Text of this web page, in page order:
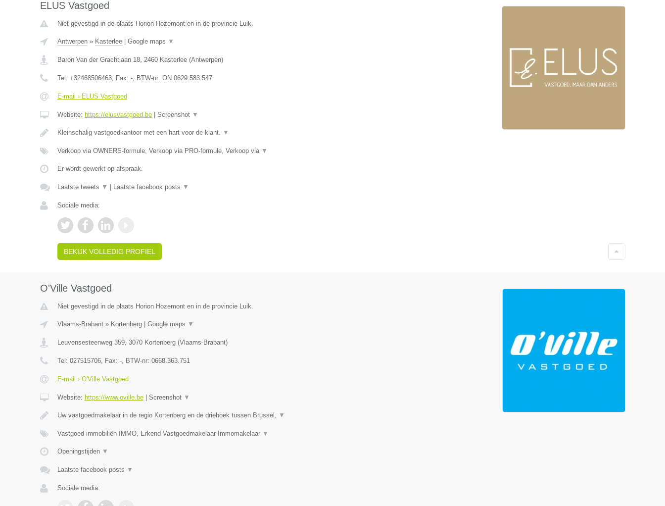
ELUS Vastgoed
Niet gevestigd in de plaats Horion Hozemont en in de provincie Luik.
Antwerpen» Kasterlee| Google maps ▼
Baron Van der Grachtlaan 18, 2460 Kasterlee(Antwerpen)
Tel: +32468506463, Fax: -, BTW-nr: ON 0629.583.547
E-mail › ELUS Vastgoed
Website: https://elusvastgoed.be| Screenshot ▼
Kleinschalig vastgoedkantoor met een hart voor de klant. ▼
Verkoop via OWNERS-formule, Verkoop via PRO-formule, Verkoop via ▼
Er wordt gewerkt op afspraak.
Laatste tweets ▼ Laatste facebook posts ▼
Sociale media:
BEKIJK VOLLEDIG PROFIEL
O'Ville Vastgoed
Niet gevestigd in de plaats Horion Hozemont en in de provincie Luik.
Vlaams-Brabant» Kortenberg| Google maps ▼
Leuvensesteenweg 359, 3070 Kortenberg(Vlaams-Brabant)
Tel: 027515706, Fax: -, BTW-nr: 0668.363.751
E-mail › O'Ville Vastgoed
Website: https://www.oville.be| Screenshot ▼
Uw vastgoedmakelaar in de regio Kortenberg en de driehoek tussen Brussel, ▼
Vastgoed immobiliën IMMO, Erkend Vastgoedmakelaar Immomakelaar ▼
Openingstijden ▼
Laatste facebook posts ▼
Sociale media: